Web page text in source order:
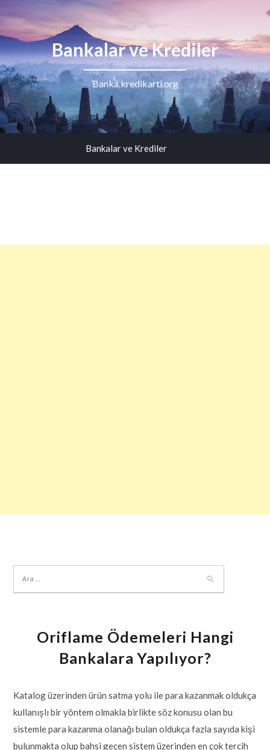
Bankalar ve Krediler
Banka.kredikarti.org
Bankalar ve Krediler
Oriflame Ödemeleri Hangi
Bankalara Yapılıyor?
Katalog üzerinden ürün satma yolu ile para kazanmak oldukça
kullanışlı bir yöntem olmakla birlikte söz konusu olan bu
sistemle para kazanma olanağı bulan oldukça fazla sayıda kişi
bulunmakta olup bahsi geçen sistem üzerinden en çok tercih